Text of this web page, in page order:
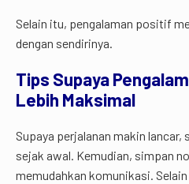
Selain itu, pengalaman positif
dengan sendirinya.
Tips Supaya
Lebih Maksimal
Supaya perjalanan makin
sejak awal. Kemudian, simpan
memudahkan komunikasi.